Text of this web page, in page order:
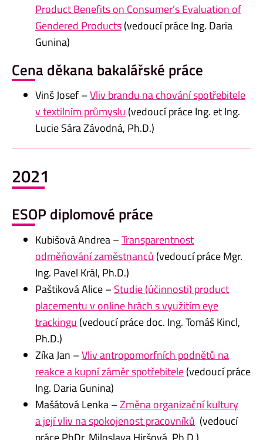
Product Benefits on Consumer’s Evaluation of
Gendered Products(vedoucí práce Ing. Daria
Gunina)
Cena děkana bakalářské práce
Vinš Josef –Vliv brandu na chování spotřebitele
v textilním průmyslu(vedoucí práce Ing. et Ing.
Lucie Sára Závodná, Ph.D.)
2021
ESOP diplomové práce
Kubišová Andrea –Transparentnost
odměňování zaměstnanců (vedoucí práce Mgr.
Ing. Pavel Král, Ph.D.)
Paštiková Alice –Studie (účinnosti) product
placementu v online hrách s využitím eye
trackingu (vedoucí práce doc. Ing. Tomáš Kincl,
Ph.D.)
Zíka Jan –Vliv antropomorfních podnětů na
reakce a kupní záměr spotřebitele(vedoucí práce
Ing. Daria Gunina)
Mašátová Lenka –Změna organizační kultury
a její vliv na spokojenost pracovníků (vedoucí